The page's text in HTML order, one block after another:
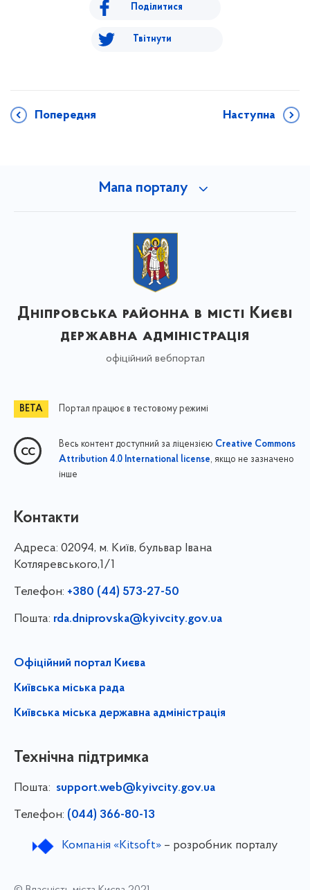
Поділитися
Твітнути
Попередня Наступна
Мапа порталу
Дніпровська районна в місті Києві
державна адміністрація
офіційний вебпортал
Портал працює в тестовому режимі
Весь контент доступний за ліцензією Creative Commons
Attribution 4.0 International license, якщо не зазначено
інше
Контакти
Адреса: 02094, м. Київ, бульвар Івана
Котляревського,1/1
Телефон: +380 (44) 573-27-50
Пошта: rda.dniprovska@kyivcity.gov.ua
Офіційний портал Києва
Київська міська рада
Київська міська державна адміністрація
Технічна підтримка
Пошта: support.web@kyivcity.gov.ua
Телефон: (044) 366-80-13
Компанія «Kitsoft»– розробник порталу